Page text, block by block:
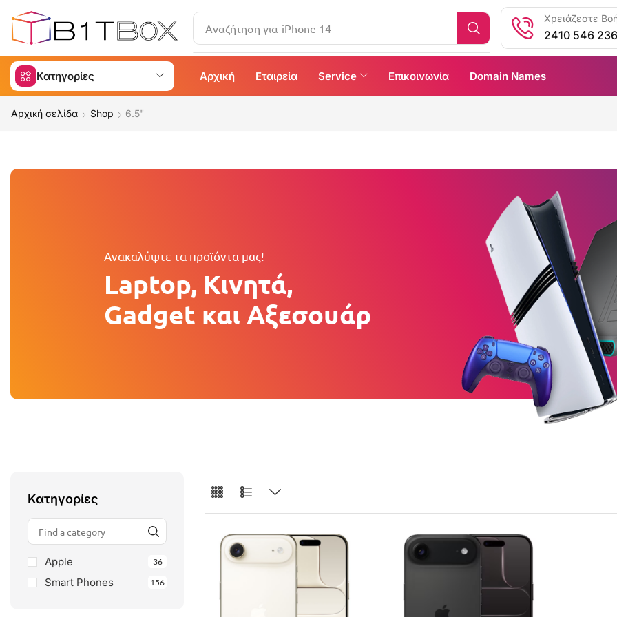
Αναζήτηση για iPhone 14
Χρειάζεστε
2410 546
Κατηγορίες Αρχική Εταιρεία Service Επικοινωνία Domain Names
Αρχική σελίδα Shop 6.5"
Ανακαλύψτε τα προϊόντα μας!
Laptop, Κινητά,
Gadget και Αξεσουάρ
Κατηγορίες
Apple 36
Smart Phones 156